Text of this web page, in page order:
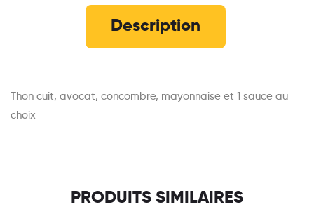
Description
Thon cuit, avocat, concombre, mayonnaise et 1 sauce au
choix
PRODUITS SIMILAIRES